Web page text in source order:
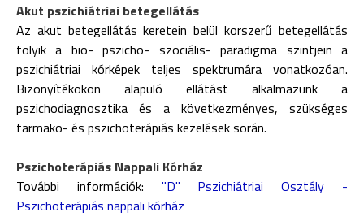
Akut pszichiátriai betegellátás
Az akut betegellátás keretein belül korszerű betegellátás
folyik a bio- pszicho- szociális- paradigma szintjein a
pszichiátriai kórképek teljes spektrumára vonatkozóan.
Bizonyítékokon alapuló ellátást alkalmazunk a
pszichodiagnosztika és a következményes, szükséges
farmako- és pszichoterápiás kezelések során.
Pszichoterápiás Nappali Kórház
További információk: "D" Pszichiátriai Osztály -
Pszichoterápiás nappali kórház